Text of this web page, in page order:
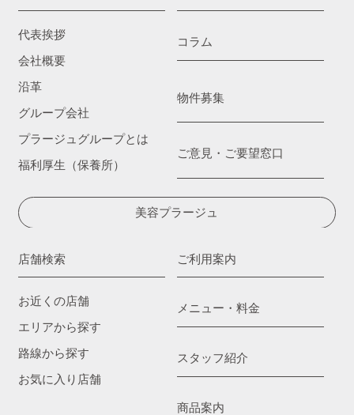
代表挨拶
会社概要
沿革
グループ会社
プラージュグループとは
福利厚生（保養所）
コラム
物件募集
ご意見・ご要望窓口
美容プラージュ
店舗検索
お近くの店舗
エリアから探す
路線から探す
お気に入り店舗
ご利用案内
メニュー・料金
スタッフ紹介
商品案内